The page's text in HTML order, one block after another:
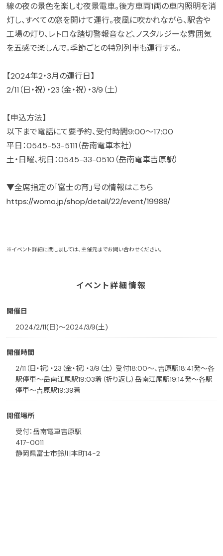
線の夜の景色を楽しむ夜景電車。後方車両1両の車内照明を消
灯し、すべての窓を開けて運行。夜風に吹かれながら、駅舎や
工場の灯り、レトロな踏切警報音など、ノスタルジーな雰囲気
を五感で楽しんで。季節ごとの特別列車も運行する。
【2024年2・3月の運行日】
2/11（日・祝）・23（金・祝）・3/9（土）
【申込方法】
以下まで電話にて要予約、受付時間9:00～17:00
平日：0545-53-5111（岳南電車本社）
土・日曜、祝日：0545-33-0510（岳南電車吉原駅）
▼全席指定の「富士の宵」号の情報はこちら
https://womo.jp/shop/detail/22/event/19988/
※イベント詳細に関しましては、主催元までお問い合わせください。
イベント詳細情報
開催日
2024/2/11(日)〜2024/3/9(土)
開催時間
2/11（日・祝）・23（金・祝）・3/9（土） 受付18:00～、吉原駅18:41発～各
駅停車～岳南江尾駅19:03着（折り返し）岳南江尾駅19:14発～各駅
停車～吉原駅19:39着
開催場所
受付：岳南電車吉原駅
417-0011
静岡県富士市鈴川本町14-2